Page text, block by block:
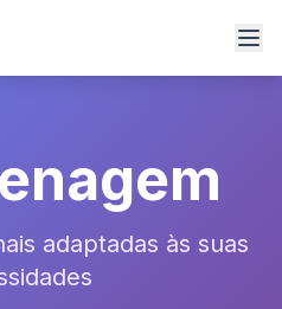
adaptadas às suas